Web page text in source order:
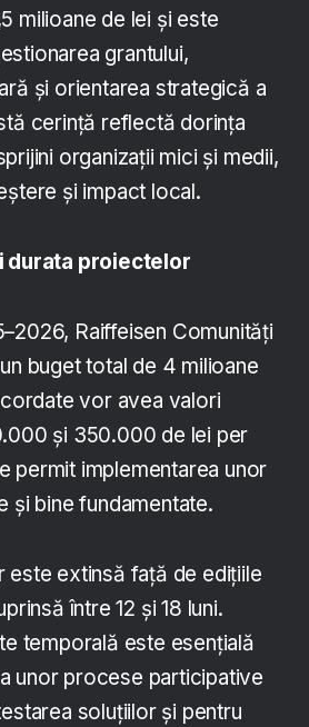
milioane de lei și este
grantului,
și orientarea strategică a
cerință reflectă dorința
organizații mici și medii,
și impact local.
durata proiectelor
Raiffeisen Comunități
buget total de 4 milioane
vor avea valori
și 350.000 de lei per
permit implementarea unor
și bine fundamentate.
este extinsă față de edițiile
între 12 și 18 luni.
temporală este esențială
unor procese participative
soluțiilor și pentru